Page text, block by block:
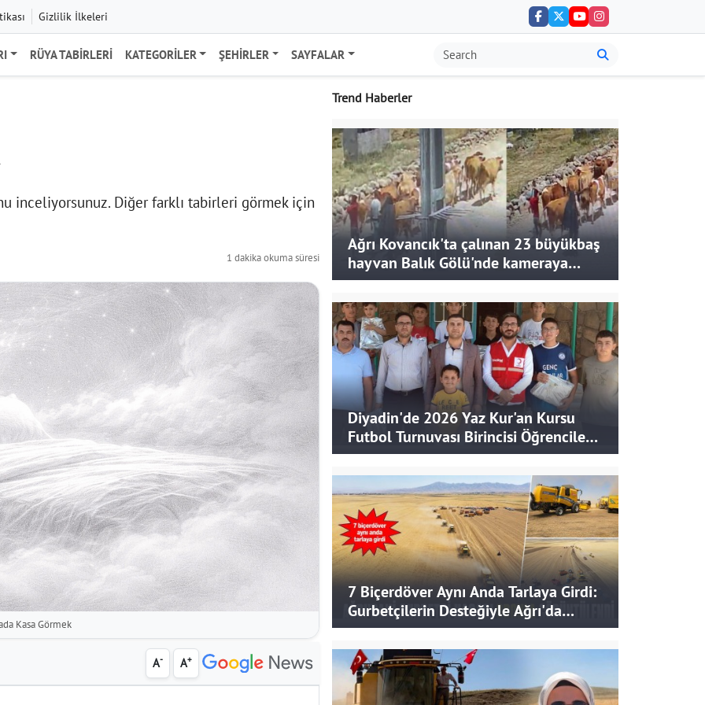
Gizlilik İlkeleri
RÜYA TABIRLERI KATEGORILER ŞEHIRLER SAYFALAR
inceliyorsunuz. Diğer farklı tabirleri görmek için
1 dakika okuma süresi
Kasa Görmek
A- A+
Trend Haberler
Ağrı Kovancık'ta çalınan 23 büyükbaş
hayvan Balık Gölü'nde kameraya
takıldı
Diyadin'de 2026 Yaz Kur'an Kursu
Futbol Turnuvası Birincisi Öğrencilere
Hediye
7 Biçerdöver Aynı Anda Tarlaya Girdi:
Gurbetçilerin Desteğiyle Ağrı'da
Bereketli Hasat